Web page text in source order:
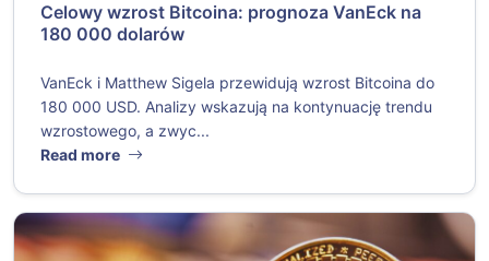
Celowy wzrost Bitcoina: prognoza VanEck na
180 000 dolarów
VanEck i Matthew Sigela przewidują wzrost Bitcoina do
180 000 USD. Analizy wskazują na kontynuację trendu
wzrostowego, a zwyc...
Read more